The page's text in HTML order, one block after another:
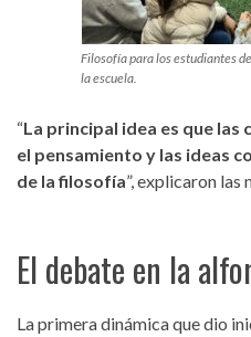
Filosofía para los estudiantes
la escuela.
“La principal idea es que las
el pensamiento y las ideas
de la filosofía”, explicaron las
El debate en la
La primera dinámica que dio